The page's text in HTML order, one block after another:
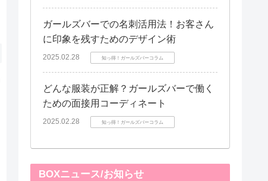
ガールズバーでの名刺活用法！お客さん
に印象を残すためのデザイン術
2025.02.28 知っ得！ガールズバーコラム
どんな服装が正解？ガールズバーで働く
ための面接用コーディネート
2025.02.28 知っ得！ガールズバーコラム
BOXニュース/お知らせ